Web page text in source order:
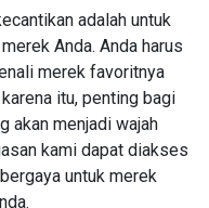
adalah untuk
Anda. Anda harus
merek favoritnya
itu, penting bagi
akan menjadi wajah
kami dapat diakses
untuk merek